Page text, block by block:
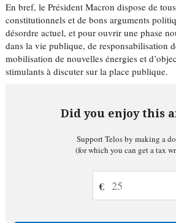
En bref, le Président Macron dispose de
constitutionnels et de bons arguments
désordre actuel, et pour ouvrir une phase
dans la vie publique, de responsabilisation
mobilisation de nouvelles énergies et
stimulants à discuter sur la place publique.
Did you enjoy this
Support Telos by making a
(for which you can get a tax
€